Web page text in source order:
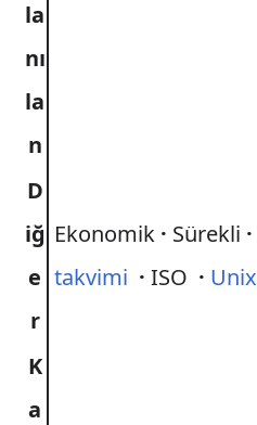
la
nı
la
n
D
iğ
e
r
Ekonomik · Sürekli ·
takvimi · ISO · Unix
K
a